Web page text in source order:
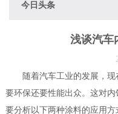
今日头条
浅谈汽车
随着汽车工业的发展，现
要环保还要性能出众。这对
要分析以下两种涂料的应用方